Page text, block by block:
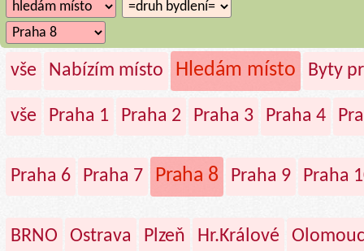
vše Nabízím místo Hledám místo Byty
vše Praha 1 Praha 2 Praha 3 Praha 4
Praha 6 Praha 7 Praha 8 Praha 9 Praha
BRNO Ostrava Plzeň Hr.Králové Olomouc